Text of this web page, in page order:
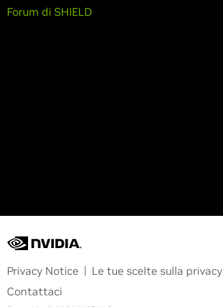
Forum di SHIELD
Privacy Notice Le tue scelte sulla privacy
Contattaci